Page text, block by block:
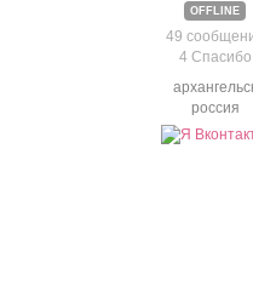
OFFLINE
49
4 Спасибо
россия